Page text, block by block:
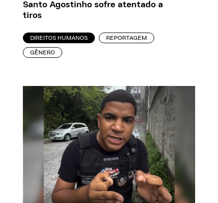
Santo Agostinho sofre atentado a
tiros
DIREITOS HUMANOS REPORTAGEM
GÊNERO